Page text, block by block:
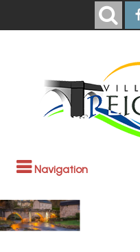
Navigation